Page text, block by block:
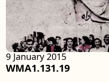
WMA1.131.19
9 January 2015